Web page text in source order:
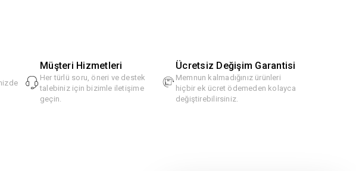
Müşteri Hizmetleri
Her türlü soru, öneri ve destek
talebiniz için bizimle iletişime
geçin.
Ücretsiz Değişim Garantisi
Memnun kalmadığınız ürünleri
hiçbir ek ücret ödemeden kolayca
değiştirebilirsiniz.